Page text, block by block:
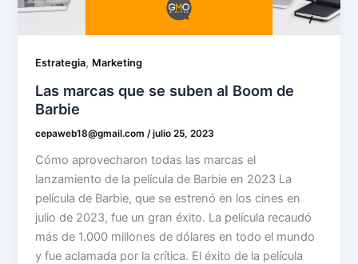
Estrategia, Marketing
Las marcas que se suben al Boom de
Barbie
cepaweb18@gmail.com /julio 25, 2023
Cómo aprovecharon todas las marcas el
lanzamiento de la película de Barbie en 2023 La
película de Barbie, que se estrenó en los cines en
julio de 2023, fue un gran éxito. La película recaudó
más de 1.000 millones de dólares en todo el mundo
y fue aclamada por la crítica. El éxito de la película